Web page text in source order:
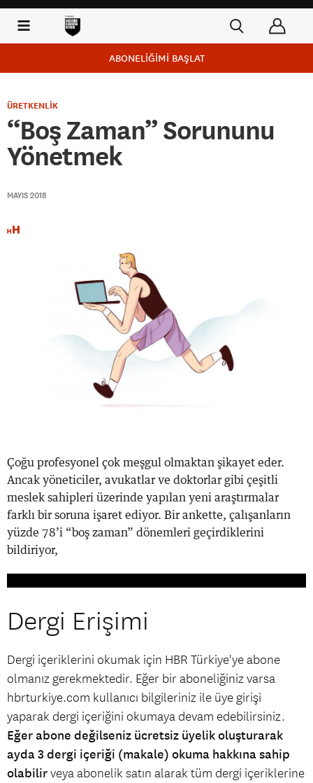
ABONELİĞİMİ BAŞLAT
ÜRETKENLİK
“Boş Zaman” Sorununu
Yönetmek
MAYIS 2018
Çoğu profesyonel çok meşgul olmaktan şikayet eder.
Ancak yöneticiler, avukatlar ve doktorlar gibi çeşitli
meslek sahipleri üzerinde yapılan yeni araştırmalar
farklı bir soruna işaret ediyor. Bir ankette, çalışanların
yüzde 78’i “boş zaman” dönemleri geçirdiklerini
bildiriyor,
Dergi Erişimi
Dergi içeriklerini okumak için HBR Türkiye'ye abone
olmanız gerekmektedir. Eğer bir aboneliğiniz varsa
hbrturkiye.com kullanıcı bilgileriniz ile üye girişi
yaparak dergi içeriğini okumaya devam edebilirsiniz.
Eğer abone değilseniz ücretsiz üyelik oluşturarak
ayda 3 dergi içeriği (makale) okuma hakkına sahip
olabilirveya abonelik satın alarak tüm dergi içeriklerine